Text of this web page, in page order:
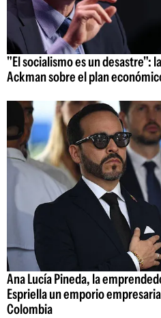
"El socialismo es un desastre":
Ackman sobre el plan
Ana Lucía Pineda, la
Espriella un emporio
Colombia